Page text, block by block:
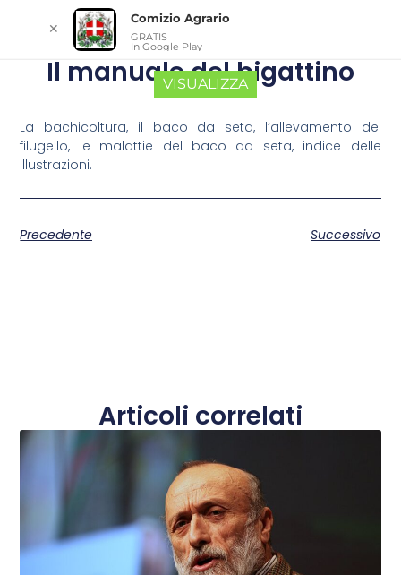
Il manuale del bigattino
La bachicoltura, il baco da seta, l’allevamento del
filugello, le malattie del baco da seta, indice delle
illustrazioni.
Precedente Successivo
Articoli correlati
✕
Comizio Agrario
GRATIS
In Google Play
VISUALIZZA